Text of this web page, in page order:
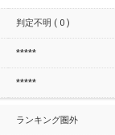
判定不明 ( 0 )
*****
*****
ランキング圏外